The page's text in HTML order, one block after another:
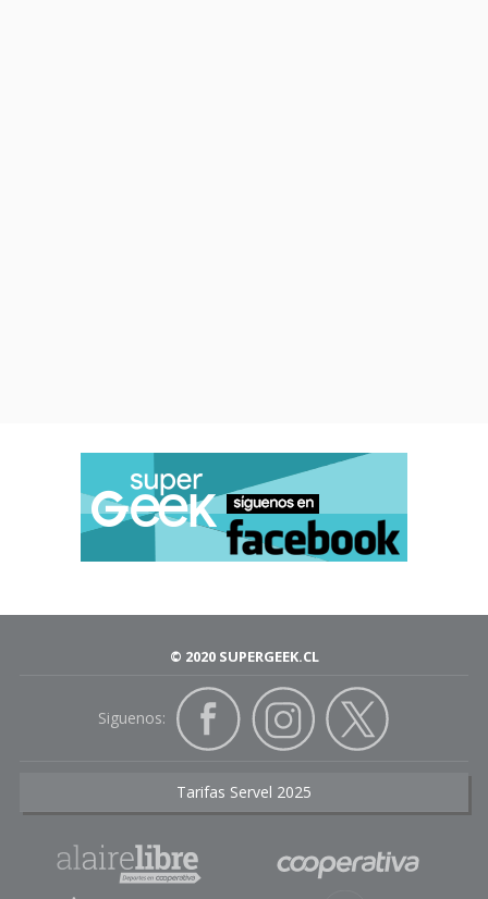
© 2020 SUPERGEEK.CL
Siguenos:
Tarifas Servel 2025